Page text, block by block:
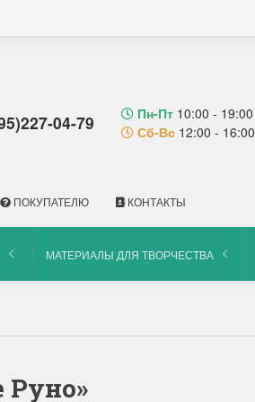
04-79 Пн-Пт 10:00 - 19:00
Сб-Вс 12:00 - 16:00
ПОКУПАТЕЛЮ КОНТАКТЫ
МАТЕРИАЛЫ ДЛЯ ТВОРЧЕСТВА
Руно»